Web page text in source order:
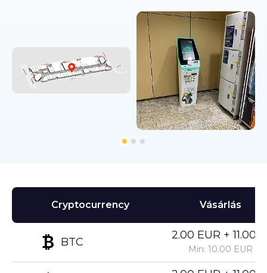
Cryptocurrency
BTC
Vásárlás
2.00 EUR +
Min: 10.00 EUR